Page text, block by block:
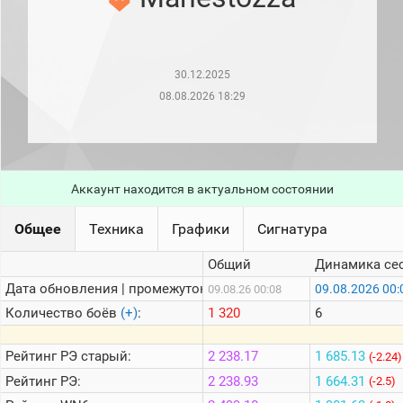
месяц)
сессии)
Кланы
Статистика
Информация
Онлайн
Цветовая
шкала
30.12.2025
08.08.2026 18:29
Аккаунт находится в актуальном состоянии
Общее Техника Графики Сигнатура
Дата обновления | промежуток:
Количество боёв (+):
РейтингРЭ старый:
РейтингРЭ:
Общий
09.08.26 00:08
1 320
2 238.17
2 238.93
Динамика
09.08.2026
6
1 685.13 (-2.24)
1 664.31 (-2.5)